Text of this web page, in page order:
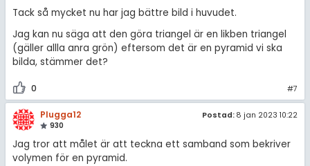
Tack så mycket nu har jag bättre bild i huvudet.
Jag kan nu säga att den göra triangel är en likben triangel
(gäller allla anra grön) eftersom det är en pyramid vi ska
bilda, stämmer det?
0 #7
Plugga12
930
Postad: 8 jan 2023 10:22
Jag tror att målet är att teckna ett samband som bekriver
volymen för en pyramid.